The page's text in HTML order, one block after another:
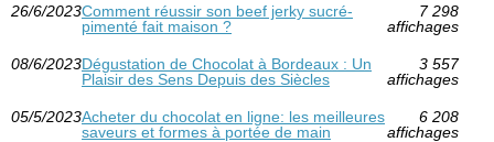
26/6/2023Comment réussir son beef jerky sucré-
pimenté fait maison ?
7 298
affichages
08/6/2023Dégustation de Chocolat à Bordeaux : Un
Plaisir des Sens Depuis des Siècles
3 557
affichages
05/5/2023Acheter du chocolat en ligne: les meilleures
saveurs et formes à portée de main
6 208
affichages